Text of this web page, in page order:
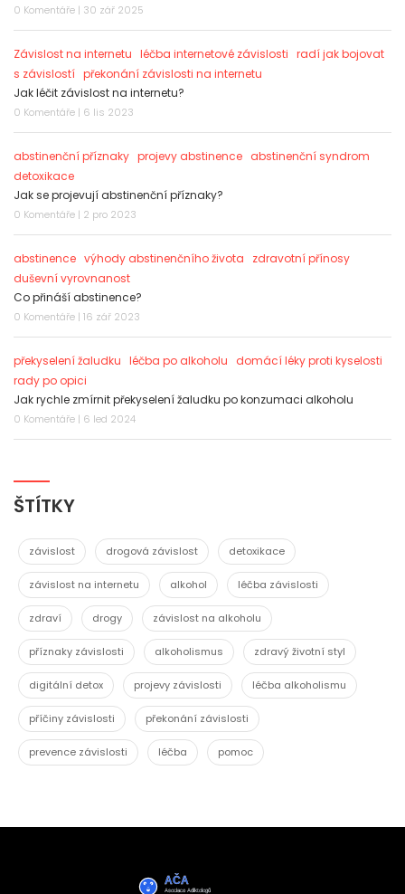
0 Komentáře | 30 zář 2025
Závislost na internetu léčba internetové závislosti radí jak bojovat
s závislostí překonání závislosti na internetu
Jak léčit závislost na internetu?
0 Komentáře | 6 lis 2023
abstinenční příznaky projevy abstinence abstinenční syndrom
detoxikace
Jak se projevují abstinenční příznaky?
0 Komentáře | 2 pro 2023
abstinence výhody abstinenčního života
zdravotní přínosy
duševní vyrovnanost
Co přináší abstinence?
0 Komentáře | 16 zář 2023
překyselení žaludku léčba po alkoholu
domácí léky proti kyselosti
rady po opici
Jak rychle zmírnit překyselení žaludku po konzumaci alkoholu
0 Komentáře | 6 led 2024
ŠTÍTKY
závislost drogová závislost detoxikace
závislost na internetu alkohol léčba závislosti
zdraví drogy závislost na alkoholu
příznaky závislosti alkoholismus zdravý životní styl
digitální detox projevy závislosti léčba alkoholismu
příčiny závislosti překonání závislosti
prevence závislosti léčba pomoc